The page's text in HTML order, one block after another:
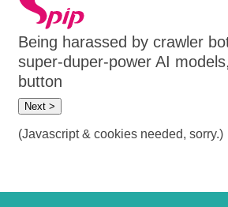
Being harassed by crawler
super-duper-power AI
button
Next >
(Javascript & cookies needed, sorry.)